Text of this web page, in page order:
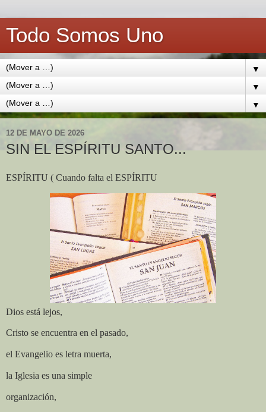
Todo Somos Uno
▼
▼
▼
12 DE MAYO DE 2026
SIN EL ESPÍRITU SANTO...
ESPÍRITU ( Cuando falta el ESPÍRITU
Dios está lejos,
Cristo se encuentra en el pasado,
el Evangelio es letra muerta,
la Iglesia es una simple
organización,